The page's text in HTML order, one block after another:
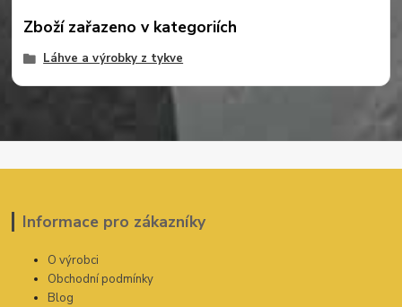
Zboží zařazeno v kategoriích
Láhve a výrobky z tykve
Informace pro zákazníky
O výrobci
Obchodní podmínky
Blog